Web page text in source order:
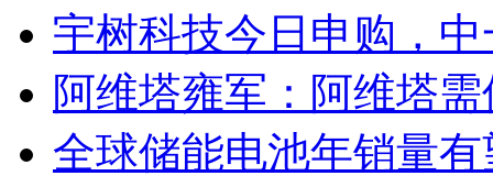
宇树科技今日申购，
阿维塔雍军：阿维塔
全球储能电池年销量